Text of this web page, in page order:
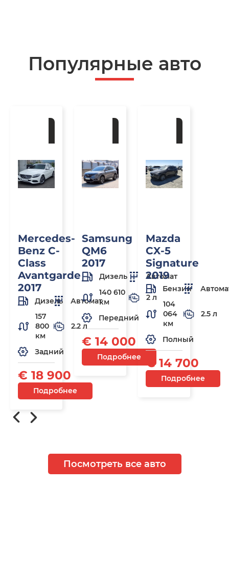
Популярные авто
Mercedes-
Benz C-
Class
Avantgarde
2017
Дизель
Автомат
157
800
км
2.2 л
Задний
€ 18 900
Подробнее
Samsung
QM6
2017
Дизель
Автомат
140 610
км
2 л
Передний
€ 14 000
Подробнее
Mazda
CX-5
Signature
2019
Бензин
104
064
км
2.5 л
Полный
€ 14 700
Подробнее
Посмотреть все авто